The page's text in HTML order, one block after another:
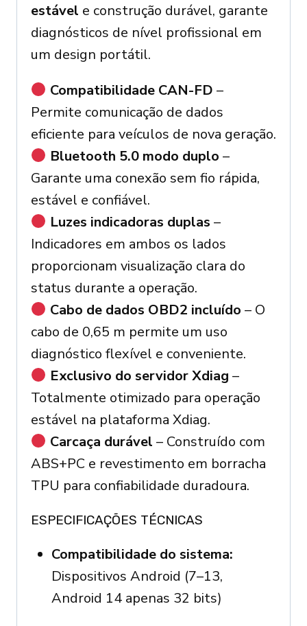
estável e construção durável, garante
diagnósticos de nível profissional em
um design portátil.
Compatibilidade CAN-FD –
Permite comunicação de dados
eficiente para veículos de nova geração.
Bluetooth 5.0 modo duplo –
Garante uma conexão sem fio rápida,
estável e confiável.
Luzes indicadoras duplas –
Indicadores em ambos os lados
proporcionam visualização clara do
status durante a operação.
Cabo de dados OBD2 incluído – O
cabo de 0,65 m permite um uso
diagnóstico flexível e conveniente.
Exclusivo do servidor Xdiag –
Totalmente otimizado para operação
estável na plataforma Xdiag.
Carcaça durável – Construído com
ABS+PC e revestimento em borracha
TPU para confiabilidade duradoura.
ESPECIFICAÇÕES TÉCNICAS
Compatibilidade do sistema:
Dispositivos Android (7–13,
Android 14 apenas 32 bits)